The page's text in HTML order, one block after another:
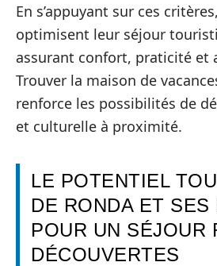
En s’appuyant sur ces
optimisent leur séjour
assurant confort, praticité et
Trouver la maison de
renforce les possibilités de
et culturelle à proximité.
LE POTENTIEL
DE RONDA ET SES
POUR UN SÉJOUR
DÉCOUVERTES